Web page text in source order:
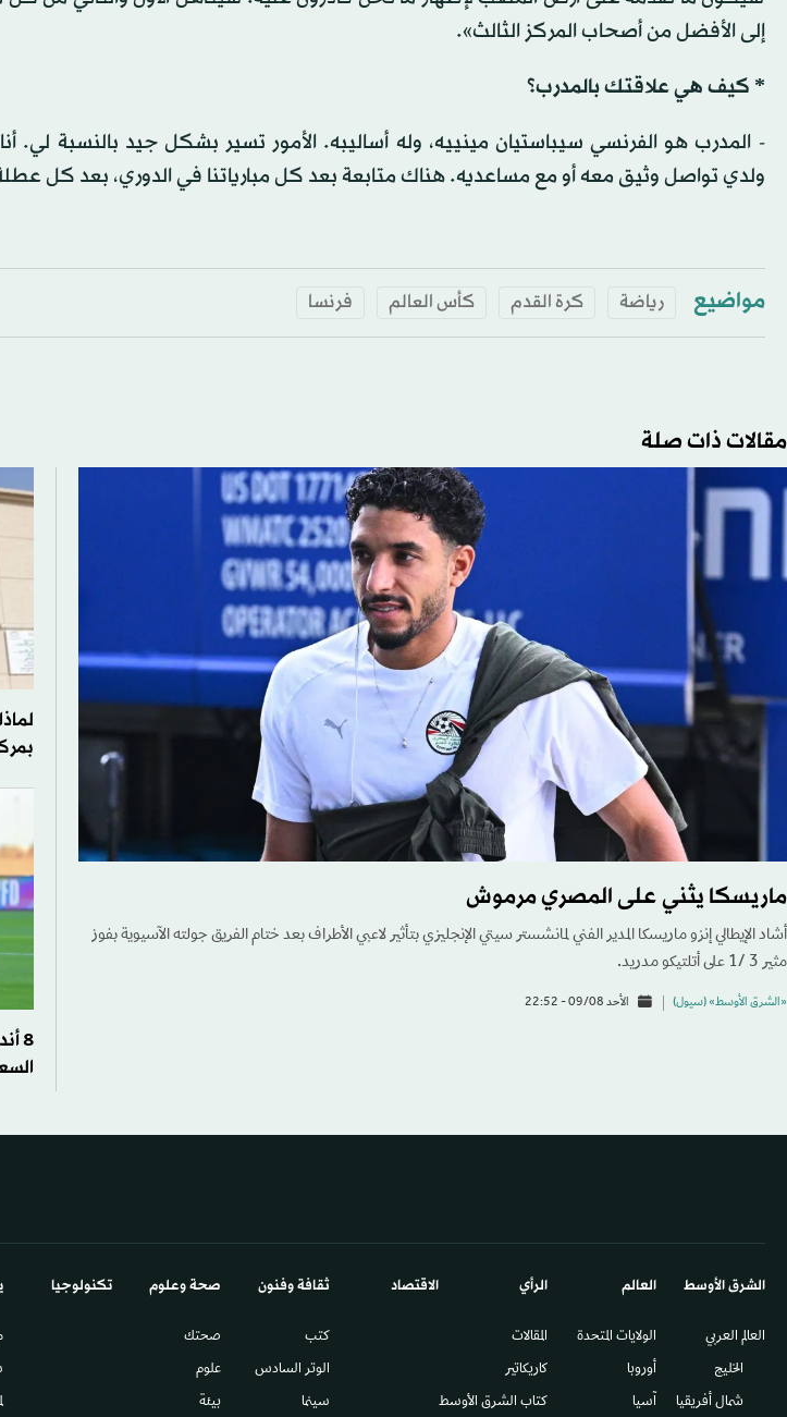
إلى الأفضل من أصحاب المركز الثالث».
* كيف هي علاقتك بالمدرب؟
- المدرب هو الفرنسي سيباستيان مينييه، وله أساليبه. الأمور تسير بشكل جيد بالنسبة لي.
ولدي تواصل وثيق معه أو مع مساعديه. هناك متابعة بعد كل مبارياتنا في الدوري، بعد كل
مواضيع رياضة كرة القدم كأس العالم فرنسا
مقالات ذات صلة
ماريسكا يثني على المصري مرموش
أشاد الإيطالي إنزو ماريسكا المدير الفني لمانشستر سيتي الإنجليزي بتأثير لاعبي الأطراف بعد ختام الفريق جولته الآسيوية بفوز
مثير 3 /1 على أتلتيكو مدريد.
«الشرق الأوسط» (سيول) الأحد 09/08 - 22:52
بمركز
8
الشرق الأوسط​
العالم العربي
الخليج
شمال أفريقيا
العالم
الولايات المتحدة
أوروبا
آسيا
الرأي
المقالات
كاريكاتير
كتاب الشرق الأوسط
الاقتصاد ثقافة وفنون
كتب
الوتر السادس​
سينما
صحة وعلوم
صحتك
علوم
بيئة
تكنولوجيا